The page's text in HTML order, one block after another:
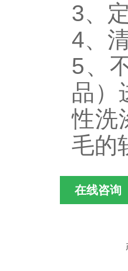
3、
4、
5、
品）
性洗
毛的
在线咨询